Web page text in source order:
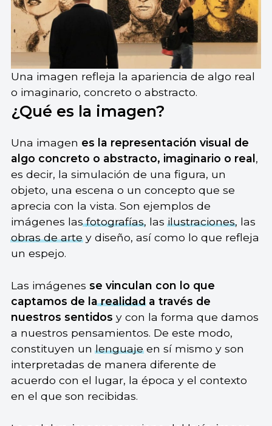
Una imagen refleja la apariencia de algo real
o imaginario, concreto o abstracto.
¿Qué es la imagen?
Una imagen es la representación visual de
algo concreto o abstracto, imaginario o real ,
es decir, la simulación de una figura, un
objeto, una escena o un concepto que se
aprecia con la vista. Son ejemplos de
imágenes las fotografías, lasilustraciones, las
obras de artey diseño, así como lo que refleja
un espejo.
Las imágenes se vinculan con lo que
captamos de la realidada través de
nuestros sentidos y con la forma que damos
a nuestros pensamientos. De este modo,
constituyen unlenguajeen sí mismo y son
interpretadas de manera diferente de
acuerdo con el lugar, la época y el contexto
en el que son recibidas.